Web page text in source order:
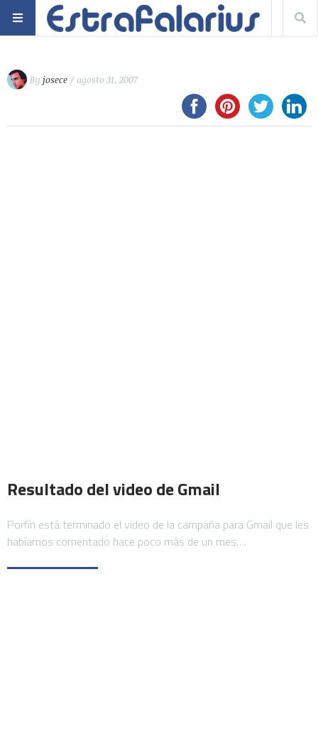
By josece / agosto 31, 2007
Resultado del video de Gmail
Porfín está terminado el video de la campaña para Gmail que les
habíamos comentado hace poco más de un mes….